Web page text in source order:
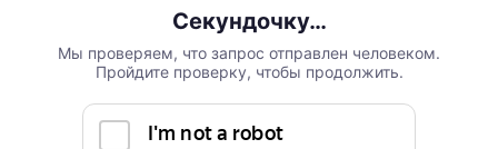
Секундочку…
Мы проверяем, что запрос отправлен человеком.
Пройдите проверку, чтобы продолжить.